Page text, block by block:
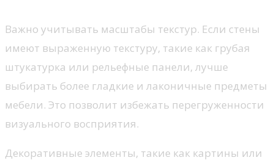
Важно учитывать масштабы текстур. Если стены
имеют выраженную текстуру, такие как грубая
штукатурка или рельефные панели, лучше
выбирать более гладкие и лаконичные предметы
мебели. Это позволит избежать перегруженности
визуального восприятия.
Декоративные элементы, такие как картины или